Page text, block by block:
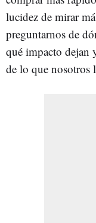
lucidez de mirar
preguntarnos de
qué impacto dejan
de lo que nosotros